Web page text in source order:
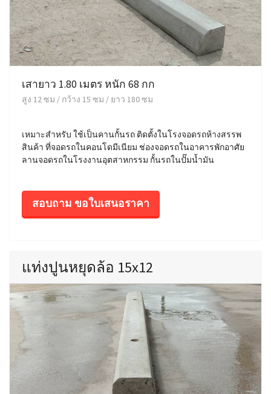
เสายาว 1.80 เมตร หนัก 68 กก
สูง 12 ซม / กว้าง 15 ซม / ยาว 180 ซม
เหมาะสำหรับ ใช้เป็นคานกั้นรถ ติดตั้งในโรงจอดรถห้างสรรพ
สินค้า ที่จอดรถในคอนโดมีเนียม ช่องจอดรถในอาคารพักอาศัย
ลานจอดรถในโรงงานอุตสาหกรรม กั้นรถในปั๊มน้ำมัน
สอบถาม ขอใบเสนอราคา
แท่งปูนหยุดล้อ 15x12